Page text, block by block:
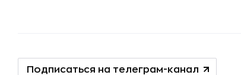
Подписаться на телеграм-канал